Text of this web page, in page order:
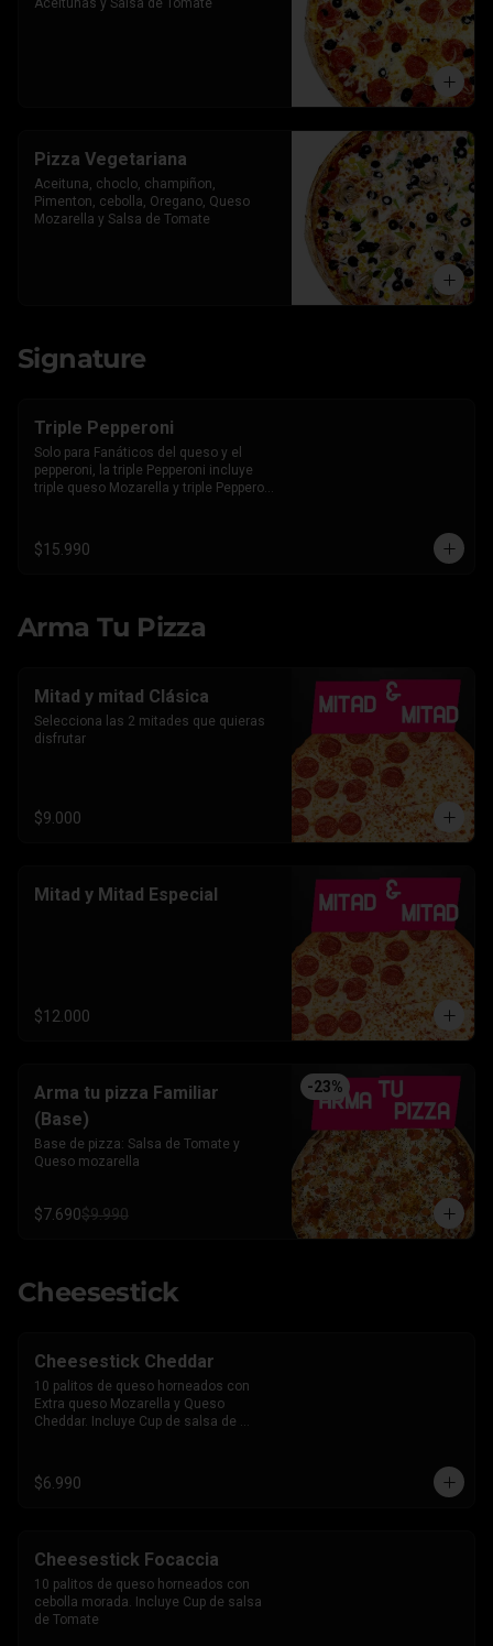
Aceitunas y Salsa de Tomate
Pizza Vegetariana
Aceituna, choclo, champiñon,
Pimenton, cebolla, Oregano, Queso
Mozarella y Salsa de Tomate
Signature
Triple Pepperoni
Solo para Fanáticos del queso y el
pepperoni, la triple Pepperoni incluye
triple queso Mozarella y triple Pepperoni
$15.990
Arma Tu Pizza
Mitad y mitad Clásica
Selecciona las 2 mitades que quieras
disfrutar
$9.000
Mitad y Mitad Especial
$12.000
-23%
Arma tu pizza Familiar
(Base)
Base de pizza: Salsa de Tomate y
Queso mozarella
$7.690$9.990
Cheesestick
Cheesestick Cheddar
10 palitos de queso horneados con
Extra queso Mozarella y Queso
Cheddar. Incluye Cup de salsa de
$6.990
Cheesestick Focaccia
10 palitos de queso horneados con
cebolla morada. Incluye Cup de salsa
de Tomate